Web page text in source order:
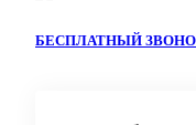
БЕСПЛАТНЫЙ ЗВОНОК: